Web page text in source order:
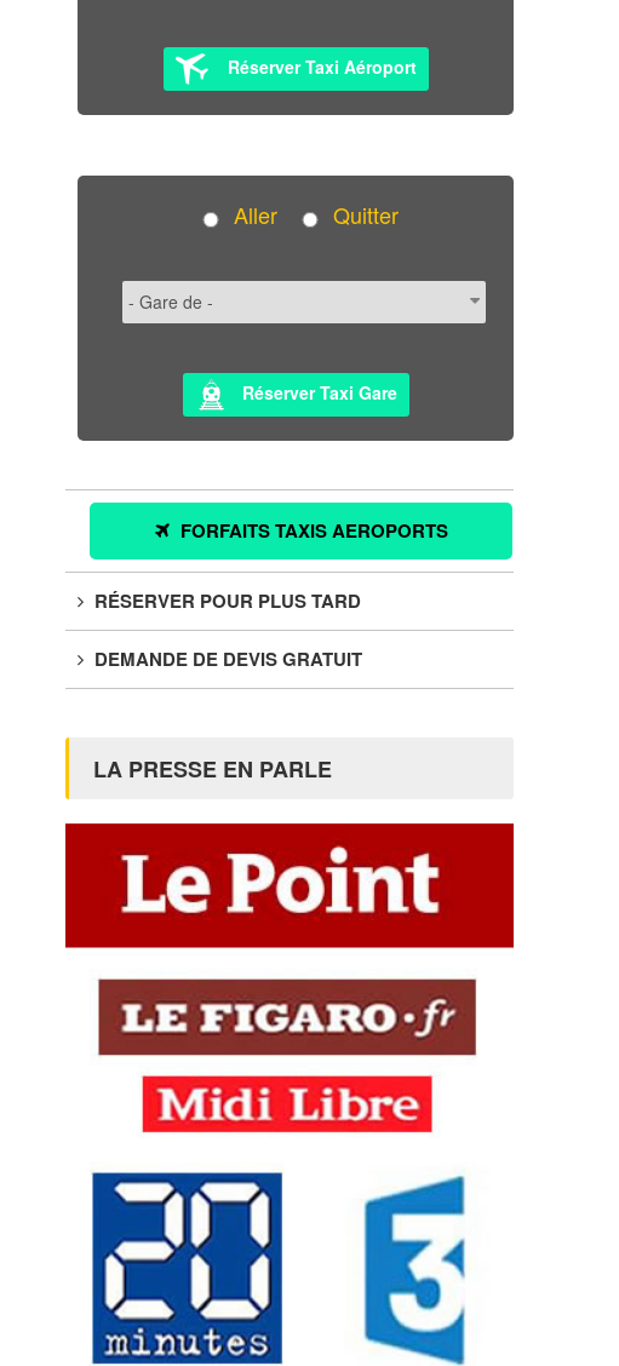
Réserver Taxi Aéroport
Aller Quitter
Réserver Taxi Gare
FORFAITS TAXIS AEROPORTS
RÉSERVER POUR PLUS TARD
DEMANDE DE DEVIS GRATUIT
LA PRESSE EN PARLE